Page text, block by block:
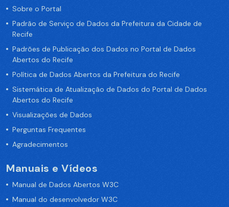
Sobre o Portal
Padrão de Serviço de Dados da Prefeitura da Cidade de
Recife
Padrões de Publicação dos Dados no Portal de Dados
Abertos do Recife
Política de Dados Abertos da Prefeitura do Recife
Sistemática de Atualização de Dados do Portal de Dados
Abertos do Recife
Visualizações de Dados
Perguntas Frequentes
Agradecimentos
Manuais e Vídeos
Manual de Dados Abertos W3C
Manual do desenvolvedor W3C